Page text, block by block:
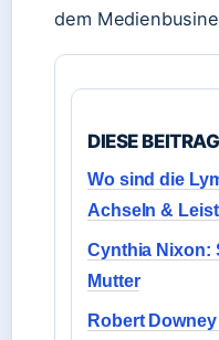
dem
DIESE
Wo sind die
Achseln &
Cynthia Nixon:
Mutter
Robert